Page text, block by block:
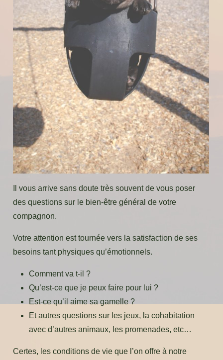
Il vous arrive sans doute très souvent de vous poser
des questions sur le bien-être général de votre
compagnon.
Votre attention est tournée vers la satisfaction de ses
besoins tant physiques qu’émotionnels.
Comment va t-il ?
Qu’est-ce que je peux faire pour lui ?
Est-ce qu’il aime sa gamelle ?
Et autres questions sur les jeux, la cohabitation
avec d’autres animaux, les promenades, etc…
Certes, les conditions de vie que l’on offre à notre